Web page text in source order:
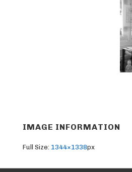
IMAGE INFORMATION
Full Size: 1344×1338px